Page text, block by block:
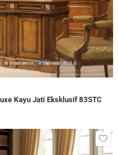
Kayu Jati Eksklusif 83STC